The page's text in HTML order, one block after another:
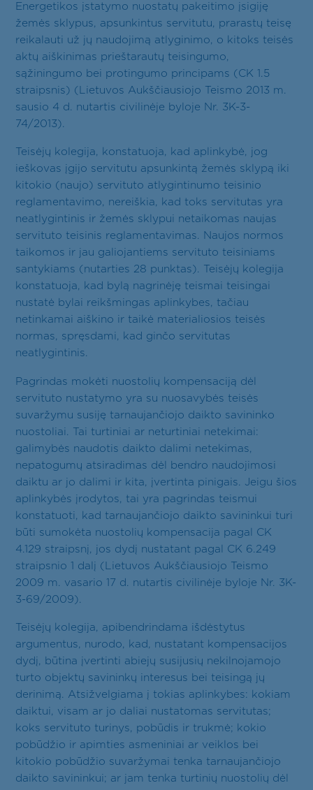
Energetikos įstatymo nuostatų pakeitimo įsigiję
žemės sklypus, apsunkintus servitutu, prarastų teisę
reikalauti už jų naudojimą atlyginimo, o kitoks teisės
aktų aiškinimas prieštarautų teisingumo,
sąžiningumo bei protingumo principams (CK 1.5
straipsnis) (Lietuvos Aukščiausiojo Teismo 2013 m.
sausio 4 d. nutartis civilinėje byloje Nr. 3K-3-
74/2013).
Teisėjų kolegija, konstatuoja, kad aplinkybė, jog
ieškovas įgijo servitutu apsunkintą žemės sklypą iki
kitokio (naujo) servituto atlygintinumo teisinio
reglamentavimo, nereiškia, kad toks servitutas yra
neatlygintinis ir žemės sklypui netaikomas naujas
servituto teisinis reglamentavimas. Naujos normos
taikomos ir jau galiojantiems servituto teisiniams
santykiams (nutarties 28 punktas). Teisėjų kolegija
konstatuoja, kad bylą nagrinėję teismai teisingai
nustatė bylai reikšmingas aplinkybes, tačiau
netinkamai aiškino ir taikė materialiosios teisės
normas, spręsdami, kad ginčo servitutas
neatlygintinis.
Pagrindas mokėti nuostolių kompensaciją dėl
servituto nustatymo yra su nuosavybės teisės
suvaržymu susiję tarnaujančiojo daikto savininko
nuostoliai. Tai turtiniai ar neturtiniai netekimai:
galimybės naudotis daikto dalimi netekimas,
nepatogumų atsiradimas dėl bendro naudojimosi
daiktu ar jo dalimi ir kita, įvertinta pinigais. Jeigu šios
aplinkybės įrodytos, tai yra pagrindas teismui
konstatuoti, kad tarnaujančiojo daikto savininkui turi
būti sumokėta nuostolių kompensacija pagal CK
4.129 straipsnį, jos dydį nustatant pagal CK 6.249
straipsnio 1 dalį (Lietuvos Aukščiausiojo Teismo
2009 m. vasario 17 d. nutartis civilinėje byloje Nr. 3K-
3-69/2009).
Teisėjų kolegija, apibendrindama išdėstytus
argumentus, nurodo, kad, nustatant kompensacijos
dydį, būtina įvertinti abiejų susijusių nekilnojamojo
turto objektų savininkų interesus bei teisingą jų
derinimą. Atsižvelgiama į tokias aplinkybes: kokiam
daiktui, visam ar jo daliai nustatomas servitutas;
koks servituto turinys, pobūdis ir trukmė; kokio
pobūdžio ir apimties asmeniniai ar veiklos bei
kitokio pobūdžio suvaržymai tenka tarnaujančiojo
daikto savininkui; ar jam tenka turtinių nuostolių dėl